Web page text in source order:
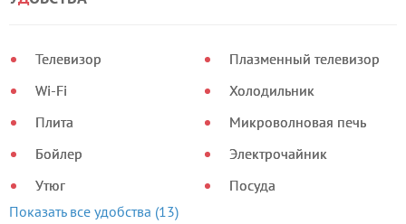
Телевизор
Wi-Fi
Плита
Бойлер
Утюг
Плазменный телевизор
Холодильник
Микроволновая печь
Электрочайник
Посуда
Показать все удобства (13)